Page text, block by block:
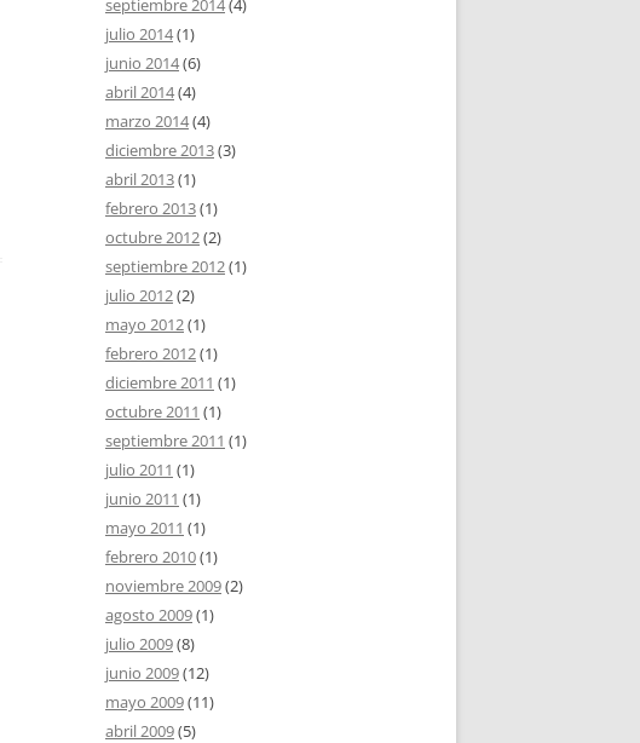
septiembre 2014(4)
julio 2014(1)
junio 2014(6)
abril 2014(4)
marzo 2014(4)
diciembre 2013(3)
abril 2013(1)
febrero 2013(1)
octubre 2012(2)
septiembre 2012(1)
julio 2012(2)
mayo 2012(1)
febrero 2012(1)
diciembre 2011 (1)
octubre 2011 (1)
septiembre 2011 (1)
julio 2011 (1)
junio 2011 (1)
mayo 2011 (1)
febrero 2010(1)
noviembre 2009(2)
agosto 2009(1)
julio 2009(8)
junio 2009(12)
mayo 2009(11)
abril 2009(5)